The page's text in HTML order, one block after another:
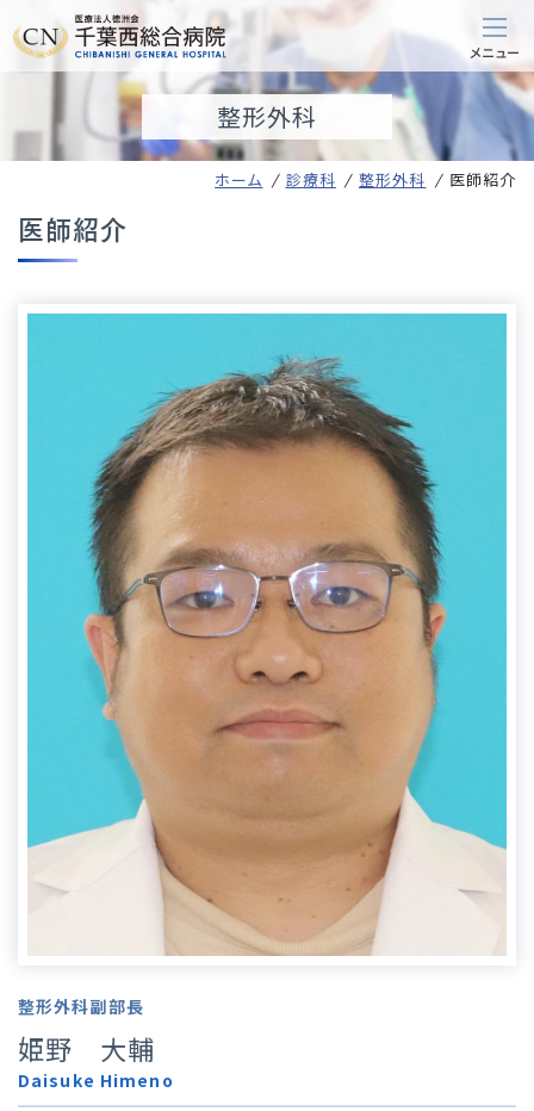
整形外科
ホーム 診療科 整形外科 医師紹介
医師紹介
整形外科副部長
姫野 大輔
Daisuke Himeno